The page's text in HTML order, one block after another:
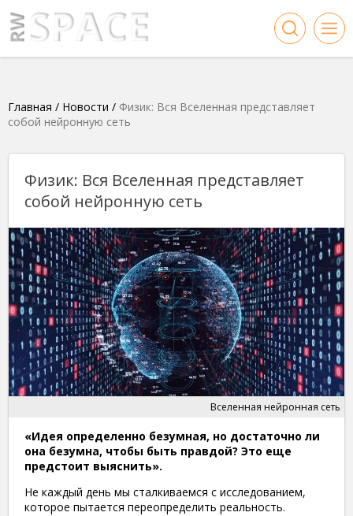
Главная / Новости / Физик: Вся Вселенная представляет
собой нейронную сеть
Физик: Вся Вселенная представляет
собой нейронную сеть
Вселенная нейронная сеть
«Идея определенно безумная, но достаточно ли
она безумна, чтобы быть правдой? Это еще
предстоит выяснить».
Не каждый день мы сталкиваемся с исследованием,
которое пытается переопределить реальность.